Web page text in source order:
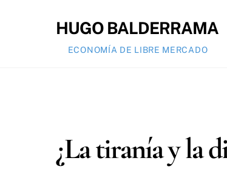
HUGO BALDERRAMA
ECONOMÍA DE LIBRE MERCADO
¿La tiranía y la